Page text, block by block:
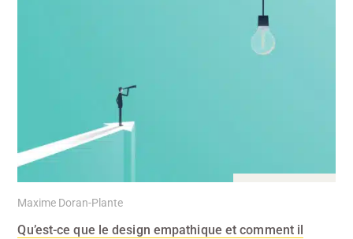
Maxime Doran-Plante
Qu’est-ce que le design empathique et comment il